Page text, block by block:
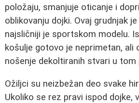
položaju, smanjuje oticanje i
oblikovanju dojki. Ovaj grudnjak
najsličniji je sportskom modelu.
košulje gotovo je neprimetan, ali
nošenje dekoltiranih stvari u tom
Ožiljci su neizbežan deo svake
Ukoliko se rez pravi ispod dojke,